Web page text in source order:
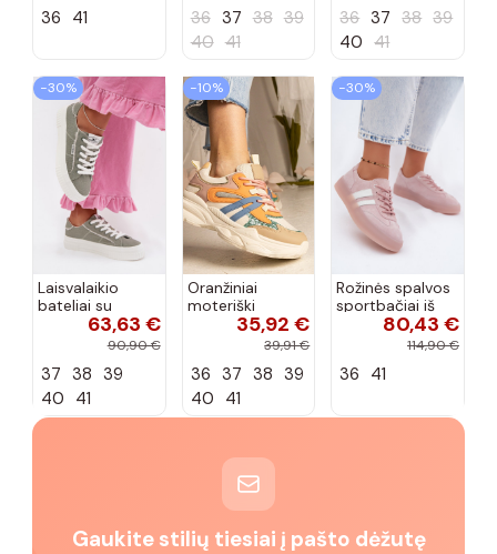
36 41 36 37 38 39
40 41
36 37 38 39
40 41
−30%
Laisvalaikio
bateliai su
platforma
O'NEILL SPINNA
90261009.05Z
žalios...
63,63 €
90,90 €
37 38 39
40 41
−10%
Oranžiniai
moteriški
sportiniai batai
su blizgučiais
35,92 €
39,91 €
36 37 38 39
40 41
−30%
Rožinės spalvos
sportbačiai iš
dirbtinės
zomšos su
Coralia
80,43 €
114,90 €
36 41
Gaukite stilių tiesiai į pašto dėžutę